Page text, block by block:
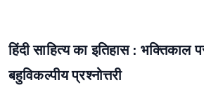
हिंदी साहित्य का इतिहास : भक्तिकाल
बहुविकल्पीय प्रश्नोत्तरी